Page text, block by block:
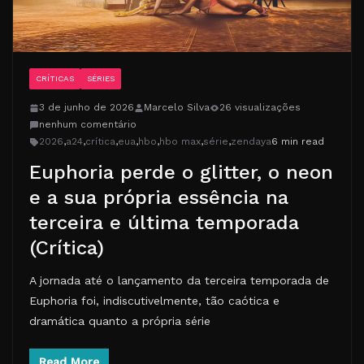
CRÍTICAS SÉRIES
3 de junho de 2026 Marcelo Silva
26 visualizações
nenhum comentário
2026,a24,crítica,eua,hbo,hbo max,série,zendaya6 min read
Euphoria perde o glitter, o neon
e a sua própria essência na
terceira e última temporada
(Crítica)
A jornada até o lançamento da terceira temporada de
Euphoria foi, indiscutivelmente, tão caótica e
dramática quanto a própria série